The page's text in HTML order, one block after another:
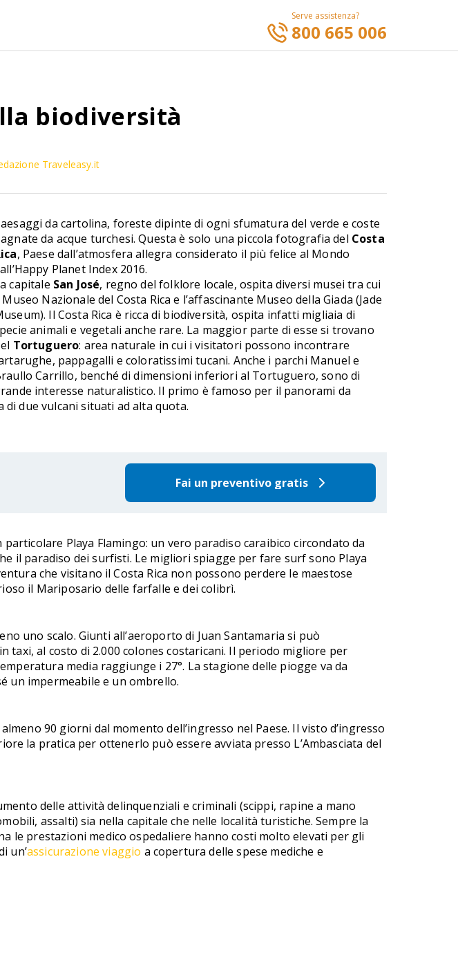
Serve assistenza?
800 665 006
biodiversità
Traveleasy.it
da cartolina, foreste dipinte di ogni sfumatura del verde e coste
da acque turchesi. Questa è solo una piccola fotografia del Costa
, Paese dall’atmosfera allegra considerato il più felice al Mondo
Planet Index 2016.
capitale San José, regno del folklore locale, ospita diversi musei tra cui
Museo Nazionale del Costa Rica e l’affascinante Museo della Giada (Jade
Il Costa Rica è ricca di biodiversità, ospita infatti migliaia di
animali e vegetali anche rare. La maggior parte di esse si trovano
Tortuguero: area naturale in cui i visitatori possono incontrare
pappagalli e coloratissimi tucani. Anche i parchi Manuel e
Carrillo, benché di dimensioni inferiori al Tortuguero, sono di
interesse naturalistico. Il primo è famoso per il panorami da
due vulcani situati ad alta quota.
Fai un preventivo gratis
Playa Flamingo: un vero paradiso caraibico circondato da
il paradiso dei surfisti. Le migliori spiagge per fare surf sono Playa
che visitano il Costa Rica non possono perdere le maestose
il Mariposario delle farfalle e dei colibrì.
uno scalo. Giunti all’aeroporto di Juan Santamaria si può
taxi, al costo di 2.000 colones costaricani. Il periodo migliore per
media raggiunge i 27°. La stagione delle piogge va da
un impermeabile e un ombrello.
90 giorni dal momento dell’ingresso nel Paese. Il visto d’ingresso
la pratica per ottenerlo può essere avviata presso L’Ambasciata del
delle attività delinquenziali e criminali (scippi, rapine a mano
assalti) sia nella capitale che nelle località turistiche. Sempre la
le prestazioni medico ospedaliere hanno costi molto elevati per gli
un’assicurazione viaggio a copertura delle spese mediche e